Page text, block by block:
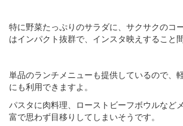
特に野菜たっぷりのサラダに、サクサクのコ
はインパクト抜群で、インスタ映えすること
単品のランチメニューも提供しているので、
にも利用できますよ。
パスタに肉料理、ローストビーフボウルなど
富で思わず目移りしてしまいそうです。